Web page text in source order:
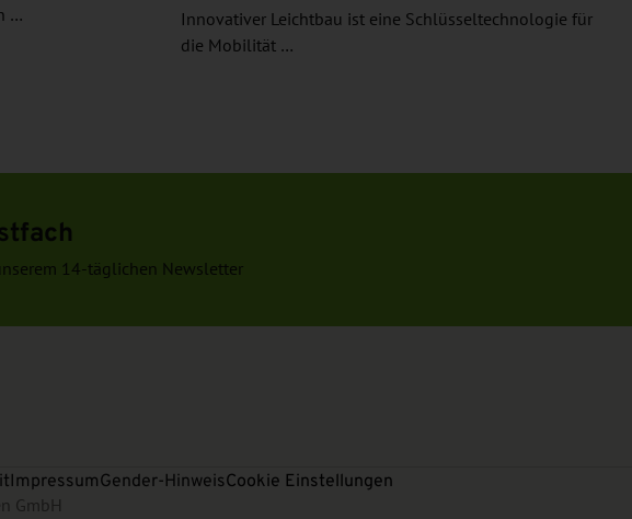
…
Innovativer Leichtbau ist eine Schlüsseltechnologie für
die Mobilität …
14-täglichen Newsletter
ImpressumGender-HinweisCookie Einstellungen
GmbH